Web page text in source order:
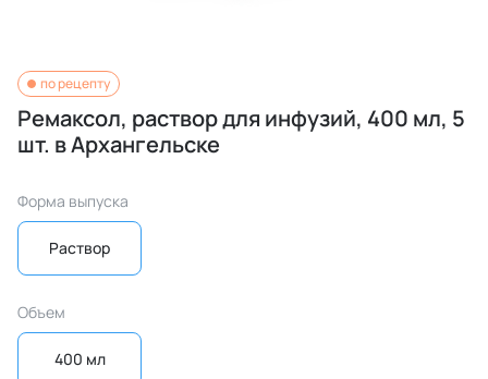
по рецепту
Ремаксол, раствор для инфузий, 400 мл, 5
шт. в Архангельске
Форма выпуска
Раствор
Объем
400 мл